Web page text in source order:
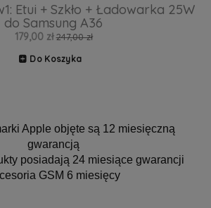
Etui + Szkło + Ładowarka 25W
do Samsung A36
179,00 zł 247,00 zł
Do Koszyka
Apple objęte są 12 miesięczną
gwarancją
posiadają 24 miesiące gwarancji
GSM 6 miesięcy